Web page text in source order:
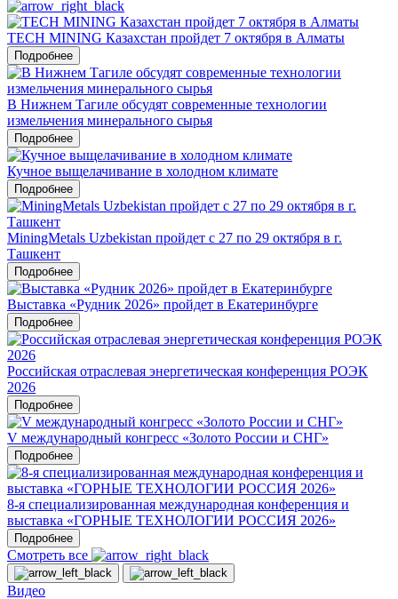
TECH MINING Казахстан пройдет 7 октября в Алматы
Подробнее
В Нижнем Тагиле обсудят современные технологии
измельчения минерального сырья
Подробнее
Кучное выщелачивание в холодном климате
Подробнее
MiningMetals Uzbekistan пройдет с 27 по 29 октября в г.
Ташкент
Подробнее
Выставка «Рудник 2026» пройдет в Екатеринбурге
Подробнее
Российская отраслевая энергетическая конференция РОЭК
2026
Подробнее
V международный конгресс «Золото России и СНГ»
Подробнее
8-я специализированная международная конференция и
выставка «ГОРНЫЕ ТЕХНОЛОГИИ РОССИЯ 2026»
Подробнее
Смотреть все
Видео